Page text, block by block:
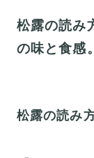
松露の読み
の味と食感。
松露の読み方